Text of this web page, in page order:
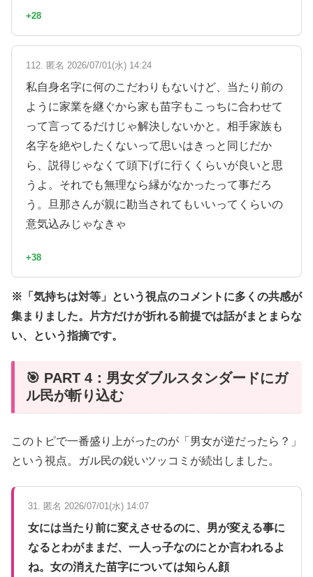
+28
112. 匿名 2026/07/01(水) 14:24
私自身名字に何のこだわりもないけど、当たり前の
ように家業を継ぐから家も苗字もこっちに合わせて
って言ってるだけじゃ解決しないかと。相手家族も
名字を絶やしたくないって思いはきっと同じだか
ら、説得じゃなくて頭下げに行くくらいが良いと思
うよ。それでも無理なら縁がなかったって事だろ
う。旦那さんが親に勘当されてもいいってくらいの
意気込みじゃなきゃ
+38
※「気持ちは対等」という視点のコメントに多くの共感が
集まりました。片方だけが折れる前提では話がまとまらな
い、という指摘です。
🎯 PART 4：男女ダブルスタンダードにガ
ル民が斬り込む
このトピで一番盛り上がったのが「男女が逆だったら？」
という視点。ガル民の鋭いツッコミが続出しました。
31. 匿名 2026/07/01(水) 14:07
女には当たり前に変えさせるのに、男が変える事に
なるとわがままだ、一人っ子なのにとか言われるよ
ね。女の消えた苗字については知らん顔